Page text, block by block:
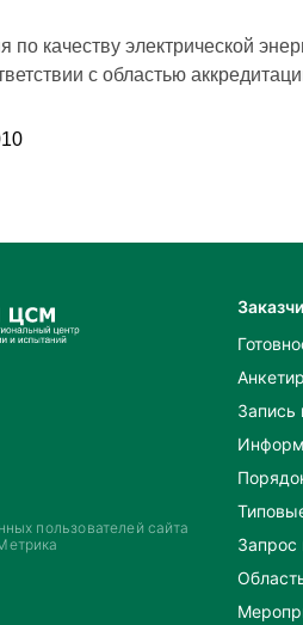
по качеству электрической
с областью
пользователей сайта
Запись
Запрос